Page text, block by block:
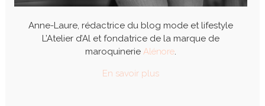
Anne-Laure, rédactrice du blog mode et lifestyle
L’Atelier d’Al et fondatrice de la marque de
maroquinerie Alénore.
En savoir plus